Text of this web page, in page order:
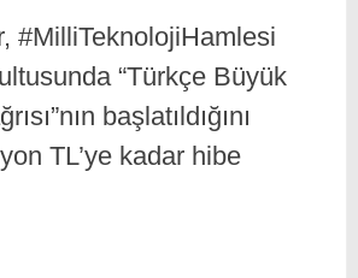
#MilliTeknolojiHamlesi
“Türkçe Büyük
başlatıldığını
TL’ye kadar hibe